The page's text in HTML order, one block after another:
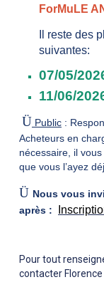
ForMuLE
Il reste des
suivantes:
07/05/
11/06/
Ü Public :
Acheteurs en
nécessaire, il
que vous l’ayez
Ü Nous vous
après :
Pour tout
contacter Florence